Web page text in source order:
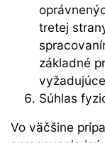
tretej
základné
Súhlas
Vo väčšine